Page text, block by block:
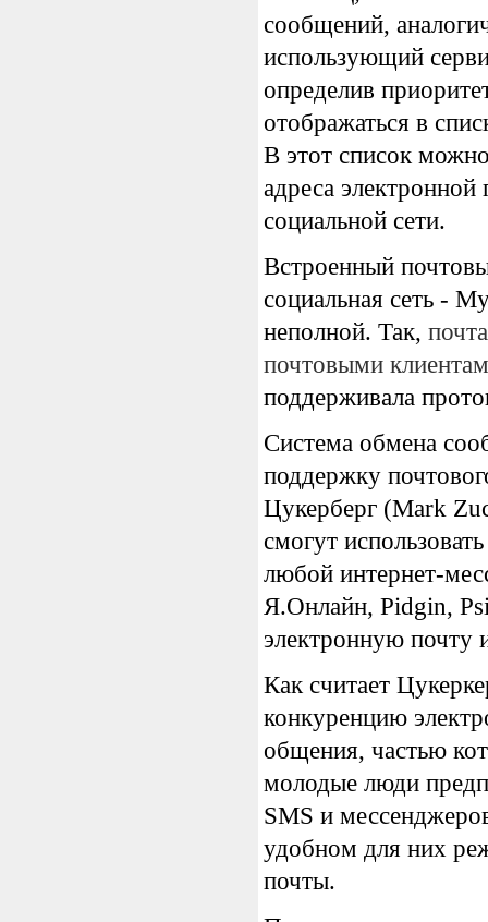
сообщений,
использующий
определив
отображаться в
В этот список
адреса
социальной сети.
Встроенный
социальная сеть -
неполной. Так,
почтовыми
поддерживала
Система обмена
поддержку
Цукерберг (Mark
смогут
любой интернет-
Я.Онлайн, Pidgin,
электронную почту
Как считает
конкуренцию
общения, частью
молодые люди
SMS и
удобном для них
почты.